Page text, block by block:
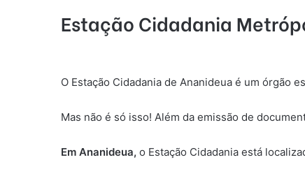
Estação Cidadania
O Estação Cidadania de Ananideua é um órgão
Mas não é só isso! Além da emissão de
Em Ananideua, o Estação Cidadania está